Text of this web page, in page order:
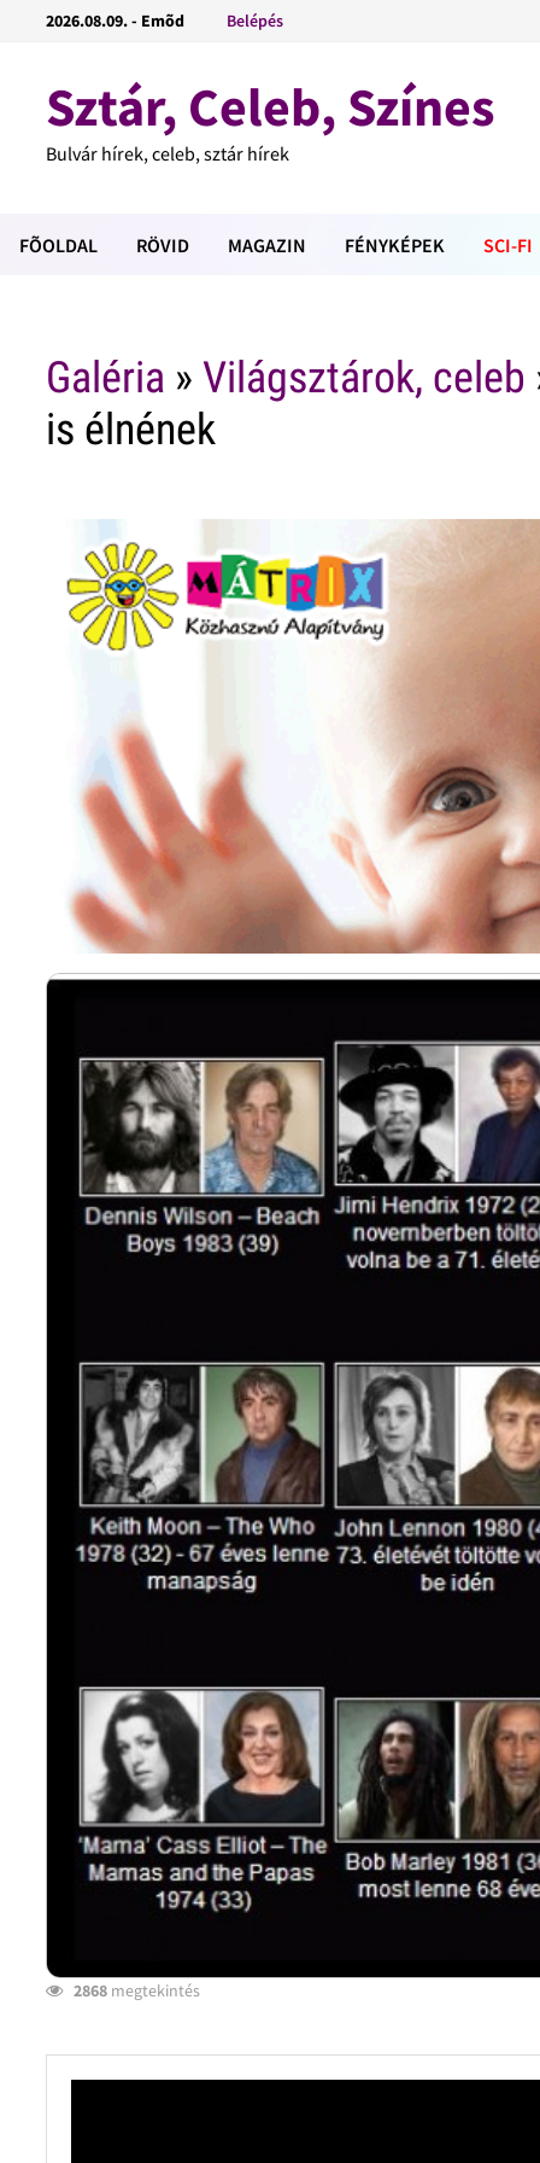
2026.08.09. - Emõd Belépés
Sztár, Celeb, Színes
Bulvár hírek, celeb, sztár hírek
FÕOLDAL RÖVID MAGAZIN FÉNYKÉPEK SCI-FI
Galéria »Világsztárok, celeb
is élnének
2868 megtekintés